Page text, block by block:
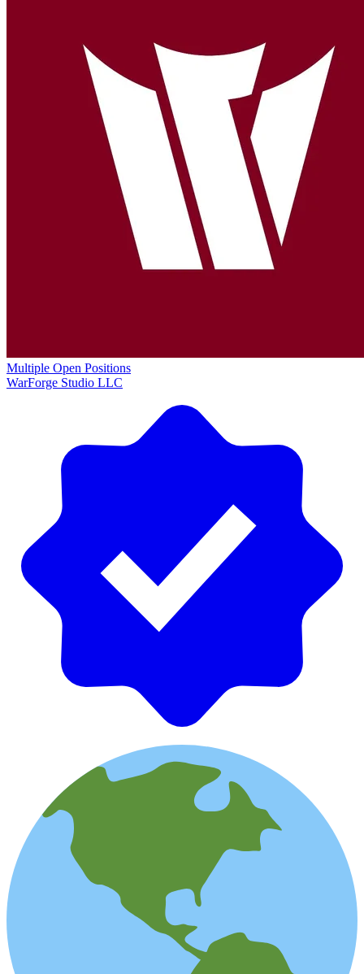
Multiple Open Positions
WarForge Studio LLC